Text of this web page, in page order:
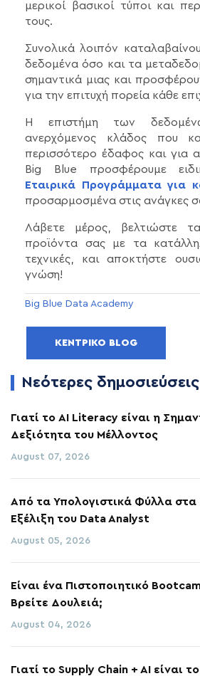
μερικοί βασικοί τύποι και
τους.
Συνολικά λοιπόν
δεδομένα όσο και τα
σημαντικά μιας και
για την επιτυχή πορεία κάθε
Η επιστήμη των
ανερχόμενος κλάδος που
περισσότερο έδαφος και για
Big Blue προσφέρουμε
Εταιρικά Προγράμματα για
προσαρμοσμένα στις ανάγκες
Λάβετε μέρος, βελτιώστε τα
προϊόντα σας με τα
τεχνικές, και αποκτήστε
γνώση!
Big Blue Data Academy
ΚΕΝΤΡΙΚΌ BLOG
Νεότερες δημοσιεύσεις
Γιατί το AI Literacy είναι η
Δεξιότητα του Μέλλοντος
August 07, 2026
Από τα Υπολογιστικά Φύλλα
Εξέλιξη του Data Analyst
August 05, 2026
Είναι ένα Πιστοποιητικό
Βρείτε Δουλειά;
August 04, 2026
Γιατί το Supply Chain + AI είναι